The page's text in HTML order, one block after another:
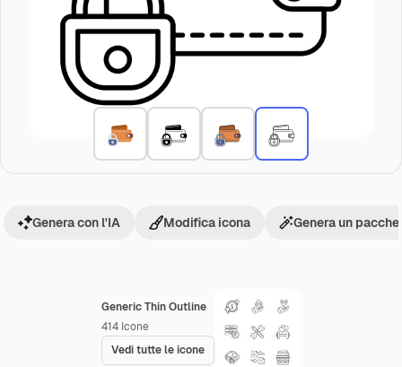
Generic Thin Outline
414 Icone
Vedi tutte le icone
Genera con l'IA Modifica icona Genera un